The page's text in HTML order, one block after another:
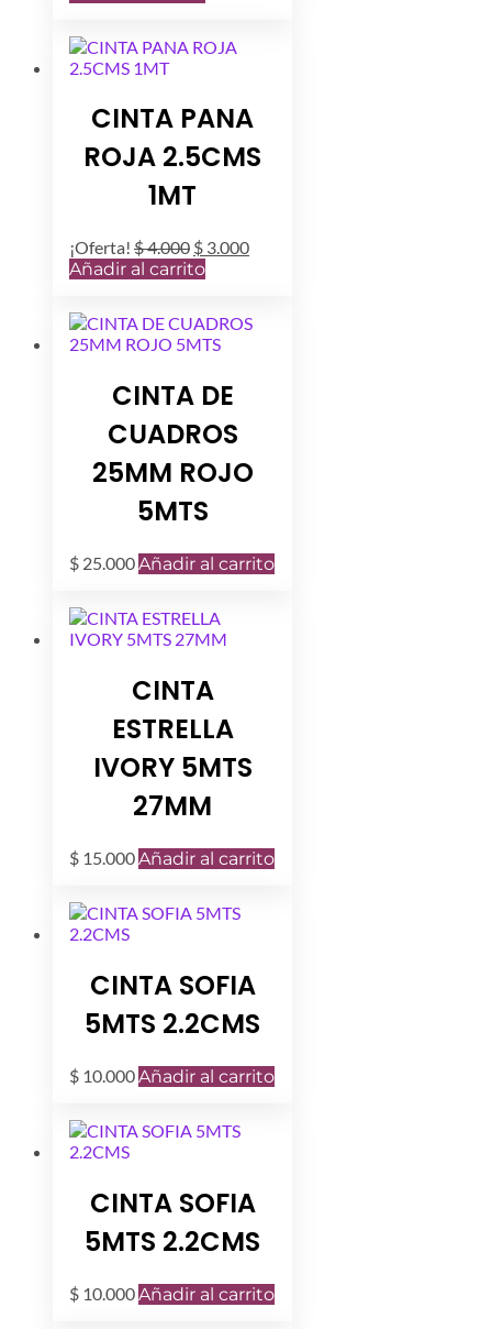
$ 20.000.
CINTA PANA
ROJA 2.5CMS
1MT
¡Oferta! $4.000 El
precio
$ 4.000.
$ 3.000El
$ 3.000.
Añadir al carrito
CINTA DE
CUADROS
25MM ROJO
5MTS
$ 25.000Añadir al carrito
CINTA
ESTRELLA
IVORY 5MTS
27MM
$ 15.000Añadir al carrito
CINTA SOFIA
5MTS 2.2CMS
$ 10.000Añadir al carrito
CINTA SOFIA
5MTS 2.2CMS
$ 10.000Añadir al carrito